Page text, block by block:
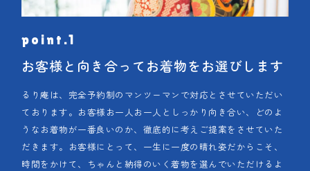
お客様と向き合ってお着物をお選びします
るり庵は、完全予約制のマンツーマンで対応とさせていただい
ております。お客様お一人お一人としっかり向き合い、どのよ
うなお着物が一番良いのか、徹底的に考えご提案をさせていた
だきます。お客様にとって、一生に一度の晴れ姿だからこそ、
時間をかけて、ちゃんと納得のいく着物を選んでいただけるよ